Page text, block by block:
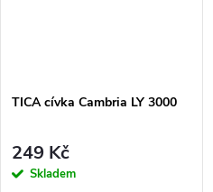
TICA cívka Cambria LY 3000
249 Kč
Skladem